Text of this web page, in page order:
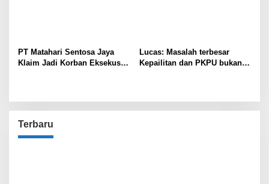
PT Matahari Sentosa Jaya
Klaim Jadi Korban Eksekusi
Lucas: Masalah terbesar
Kepailitan dan PKPU bukan
Terbaru